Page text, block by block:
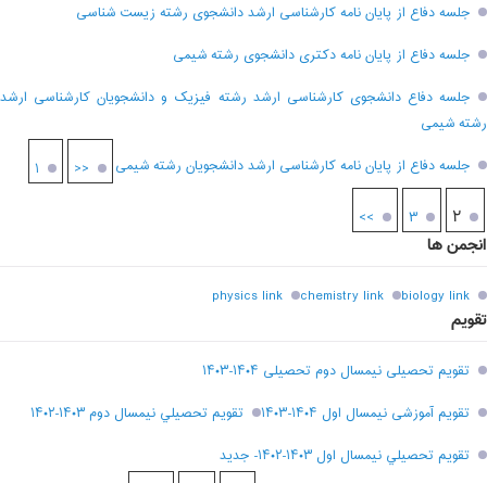
جلسه دفاع از پایان نامه کارشناسی ارشد دانشجوی رشته زیست شناسی
جلسه دفاع از پایان نامه دکتری دانشجوی رشته شیمی
جلسه دفاع دانشجوی کارشناسی ارشد رشته فیزیک و دانشجویان کارشناسی ارشد
رشته شیمی
جلسه دفاع از پایان نامه کارشناسی ارشد دانشجویان رشته شیمی
<< ۱
۲ ۳ >>
انجمن ها
biology link
chemistry link
physics link
تقویم
تقویم تحصیلی نیمسال دوم تحصیلی ۱۴۰۴-۱۴۰۳
تقویم آموزشی نیمسال اول ۱۴۰۴-۱۴۰۳
تقويم تحصيلي نيمسال دوم ۱۴۰۳-۱۴۰۲
تقويم تحصيلي نيمسال اول ۱۴۰۳-۱۴۰۲- جديد